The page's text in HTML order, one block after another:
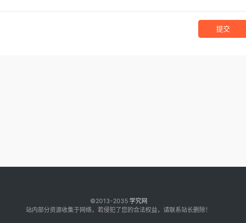
提交
©2013-2035 学究网
站内部分资源收集于网络，若侵犯了您的合法权益，请联系站长删除！